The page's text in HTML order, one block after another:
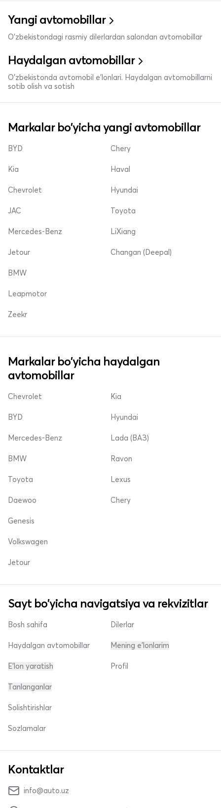
Yangi avtomobillar
O'zbekistondagi rasmiy dilerlardan salondan avtomobillar
Haydalgan avtomobillar
O'zbekistonda avtomobil e’lonlari. Haydalgan avtomobillarni
sotib olish va sotish
Markalar bo'yicha yangi avtomobillar
BYD
Kia
Chevrolet
Chery
Haval
Hyundai
JAC
Mercedes-Benz
Jetour
Toyota
LiXiang
Changan (Deepal)
BMW
Leapmotor
Zeekr
Markalar bo'yicha haydalgan
avtomobillar
Chevrolet
BYD
Mercedes-Benz
Kia
Hyundai
Lada (ВАЗ)
BMW
Toyota
Daewoo
Ravon
Lexus
Chery
Genesis
Volkswagen
Jetour
Sayt bo'yicha navigatsiya va rekvizitlar
Bosh sahifa
Haydalgan avtomobillar
E'lon yaratish
Dilerlar
Mening e'lonlarim
Profil
Tanlanganlar
Solishtirishlar
Sozlamalar
Kontaktlar
info@auto.uz